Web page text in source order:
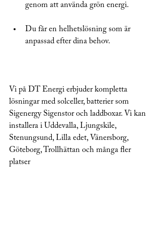
genom att använda grön energi.
Du får en helhetslösning som är
anpassad efter dina behov.
Vi på DT Energi erbjuder kompletta
lösningar med solceller, batterier som
Sigenergy Sigenstor och laddboxar. Vi kan
installera i Uddevalla, Ljungskile,
Stenungsund, Lilla edet, Vänersborg,
Göteborg, Trollhättan och många fler
platser